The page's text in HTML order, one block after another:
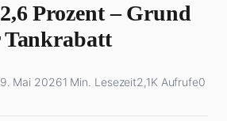
Prozent – Grund
Tankrabatt
Mai 20261 Min. Lesezeit2,1K Aufrufe0